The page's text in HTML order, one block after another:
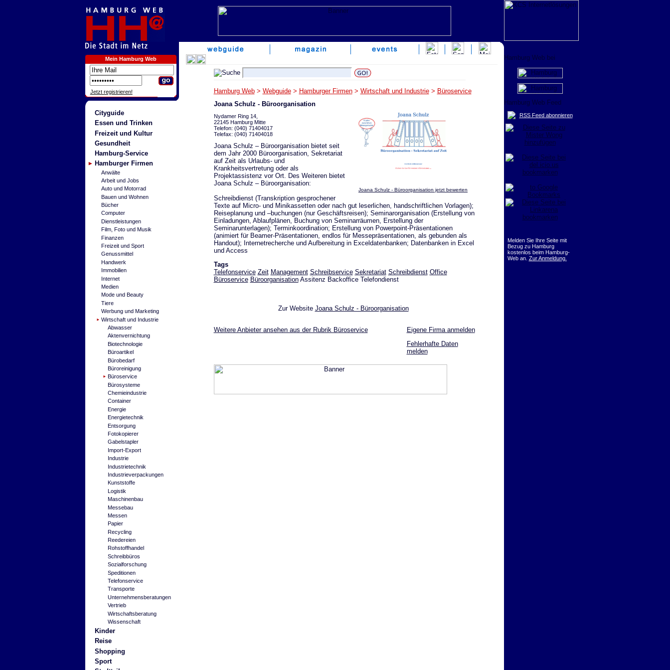
Mein Hamburg Web
Jetzt registrieren!
Cityguide
Essen und Trinken
Freizeit und Kultur
Gesundheit
Hamburg-Service
Hamburger Firmen
Anwälte
Arbeit und Jobs
Auto und Motorrad
Bauen und Wohnen
Bücher
Computer
Dienstleistungen
Film, Foto und Musik
Finanzen
Freizeit und Sport
Genussmittel
Handwerk
Immobilien
Internet
Medien
Mode und Beauty
Tiere
Werbung und Marketing
Wirtschaft und Industrie
Abwasser
Aktenvernichtung
Biotechnologie
Büroartikel
Bürobedarf
Büroreinigung
Büroservice
Bürosysteme
Chemieindustrie
Container
Energie
Energietechnik
Entsorgung
Fotokopierer
Gabelstapler
Import-Export
Industrie
Industrietechnik
Industrieverpackungen
Kunststoffe
Logistik
Maschinenbau
Messebau
Messen
Papier
Recycling
Reedereien
Rohstoffhandel
Schreibbüros
Sozialforschung
Speditionen
Telefonservice
Transporte
Unternehmensberatungen
Vertrieb
Wirtschaftsberatung
Wissenschaft
Kinder
Reise
Shopping
Sport
Hamburg Web> Webguide> Hamburger Firmen> Wirtschaft und Industrie> Büroservice
Joana Schulz - Büroorganisation jetzt bewerten
Joana Schulz - Büroorganisation
Nydamer Ring 14,
22145 Hamburg Mitte
Telefon: (040) 71404017
Telefax: (040) 71404018
Joana Schulz – Büroorganisation bietet seit
dem Jahr 2000 Büroorganisation, Sekretariat
auf Zeit als Urlaubs- und
Krankheitsvertretung oder als
Projektassistenz vor Ort. Des Weiteren bietet
Joana Schulz – Büroorganisation:
Schreibdienst (Transkription gesprochener
Texte auf Micro- und Minikassetten oder nach gut leserlichen, handschriftlichen Vorlagen);
Reiseplanung und –buchungen (nur Geschäftsreisen); Seminarorganisation (Erstellung von
Einladungen, Ablaufplänen, Buchung von Seminarräumen, Erstellung der
Seminarunterlagen); Terminkoordination; Erstellung von Powerpoint-Präsentationen
(animiert für Beamer-Präsentationen, endlos für Messepräsentationen, als gebunden als
Handout); Internetrecherche und Aufbereitung in Exceldatenbanken; Datenbanken in Excel
und Access
Tags
Telefonservice Zeit Management Schreibservice Sekretariat Schreibdienst Office
Büroservice BüroorganisationAssitenz Backoffice Telefondienst
Zur Website Joana Schulz - Büroorganisation
Weitere Anbieter ansehen aus der Rubrik Büroservice
Eigene Firma anmelden
Fehlerhafte Daten
melden
RSS Feed abonnieren
Melden Sie Ihre Seite mit
Bezug zu Hamburg
kostenlos beim Hamburg-
Web an. Zur Anmeldung.